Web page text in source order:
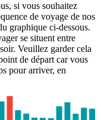
si vous souhaitez
de voyage de nos
graphique ci-dessous.
se situent entre
Veuillez garder cela
de départ car vous
pour arriver, en